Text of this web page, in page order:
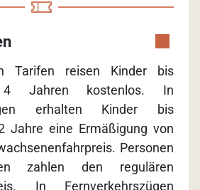
Tarifen reisen Kinder bis
4 Jahren kostenlos. In
erhalten Kinder bis
Jahre eine Ermäßigung von
Personen
zahlen den regulären
In Fernverkehrszügen